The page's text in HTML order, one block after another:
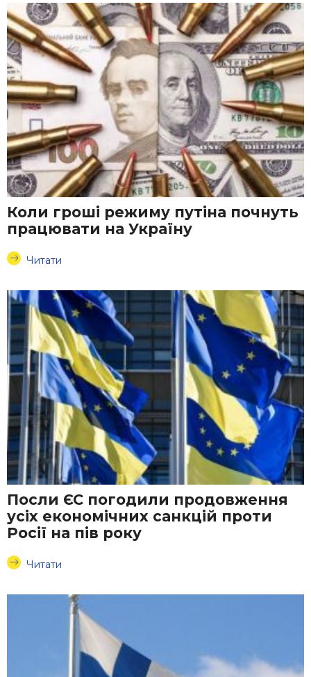
Коли гроші режиму путіна почнуть
працювати на Україну
Читати
Посли ЄС погодили продовження
усіх економічних санкцій проти
Росії на пів року
Читати